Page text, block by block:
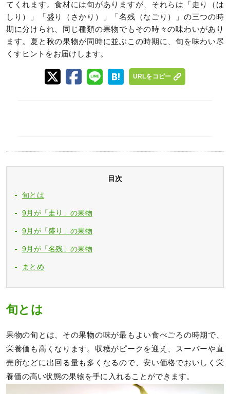
てくれます。食材には旬がありますが、それらは「走り（は
しり）」「盛り（さかり）」「名残（なごり）」の三つの時
期に分けられ、同じ種類の果物でもその時々の味わいがあり
ます。夏と秋の果物が同時に並ぶこの時期に、旬を味わい尽
くすヒントをお届けします。
URLをコピー
目次
旬とは
9月が「走り」の果物
9月が「盛り」の果物
9月が「名残」の果物
まとめ
旬とは
果物の旬とは、その果物の味が最もよい食べごろの時期で、
栄養価も高くなります。収穫がピークを迎え、スーパーや直
売所などに出回る量も多くなるので、安い価格でおいしく栄
養価の高い状態の果物を手に入れることができます。